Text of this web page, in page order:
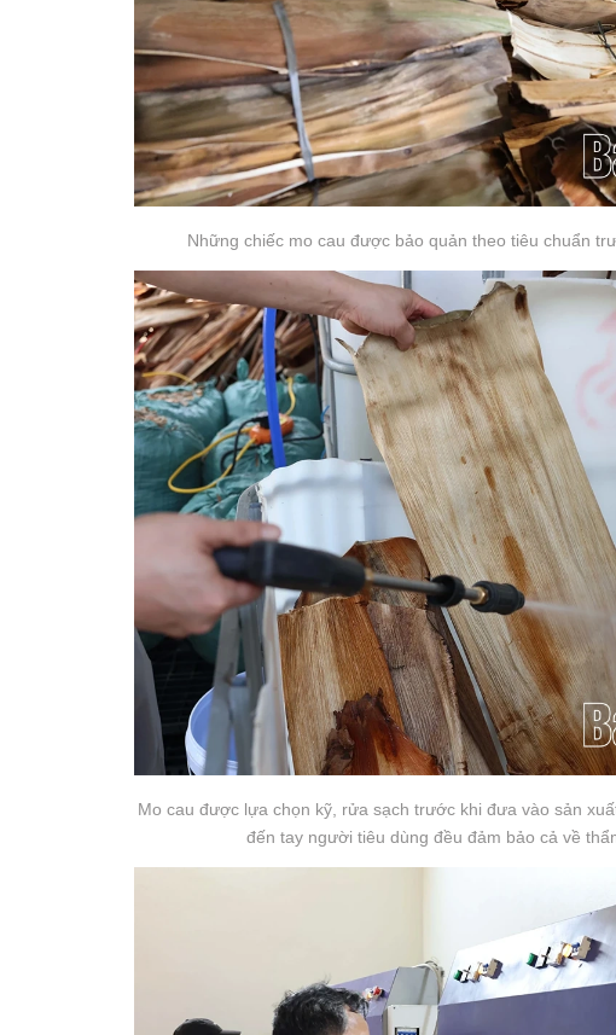
Những chiếc mo cau được bảo quản theo tiêu chuẩn
Mo cau được lựa chọn kỹ, rửa sạch trước khi đưa vào sản
đến tay người tiêu dùng đều đảm bảo cả về